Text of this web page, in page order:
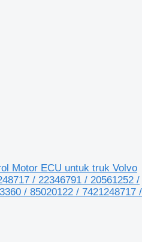
Motor ECU untuk truk Volvo
/ 22346791 / 20561252 /
/ 85020122 / 7421248717 /